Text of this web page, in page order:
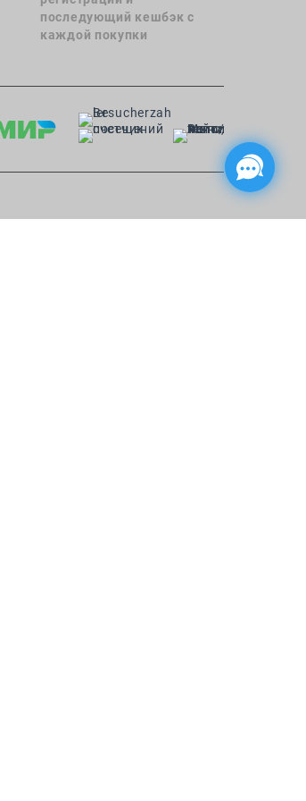
последующий кешбэк с
каждой покупки